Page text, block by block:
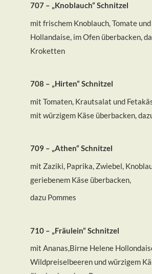
707 – „Knoblauch“ Schnitzel
mit frischem Knoblauch, Tomate und
Hollandaise, im Ofen überbacken,
Kroketten
708 – „Hirten“ Schnitzel
mit Tomaten, Krautsalat und
mit würzigem Käse überbacken,
709 – „Athen“ Schnitzel
mit Zaziki, Paprika, Zwiebel,
geriebenem Käse überbacken,
dazu Pommes
710 – „Fräulein“ Schnitzel
mit Ananas,Birne Helene
Wildpreiselbeeren und würzigem